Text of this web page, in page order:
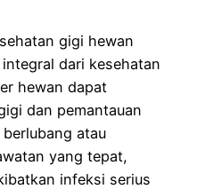
gigi hewan
dari kesehatan
hewan dapat
dan pemantauan
atau
yang tepat,
infeksi serius